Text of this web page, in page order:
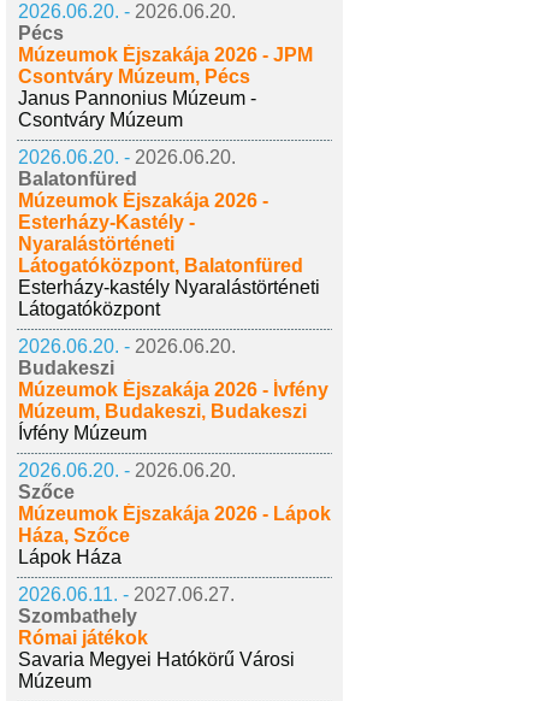
2026.06.20. - 2026.06.20.
Pécs
Múzeumok Éjszakája 2026 - JPM
Csontváry Múzeum, Pécs
Janus Pannonius Múzeum -
Csontváry Múzeum
2026.06.20. - 2026.06.20.
Balatonfüred
Múzeumok Éjszakája 2026 -
Esterházy-Kastély -
Nyaralástörténeti
Látogatóközpont, Balatonfüred
Esterházy-kastély Nyaralástörténeti
Látogatóközpont
2026.06.20. - 2026.06.20.
Budakeszi
Múzeumok Éjszakája 2026 - Ívfény
Múzeum, Budakeszi, Budakeszi
Ívfény Múzeum
2026.06.20. - 2026.06.20.
Szőce
Múzeumok Éjszakája 2026 - Lápok
Háza, Szőce
Lápok Háza
2026.06.11. - 2027.06.27.
Szombathely
Római játékok
Savaria Megyei Hatókörű Városi
Múzeum